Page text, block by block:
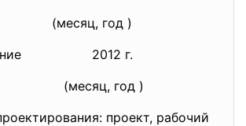
год )
2012 г.
(месяц, год )
проект, рабочий